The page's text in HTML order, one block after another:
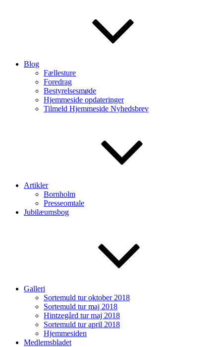
Blog
Fællesture
Foredrag
Bestyrelsesmøde
Hjemmeside opdateringer
Tilmeld Hjemmeside Nyhedsbrev
Artikler
Bornholm
Presseomtale
Jubilæumsbog
Galleri
Sortemuld tur oktober 2018
Sortemuld tur maj 2018
Hintzegård tur maj 2018
Sortemuld tur april 2018
Hjemmesiden
Medlemsbladet